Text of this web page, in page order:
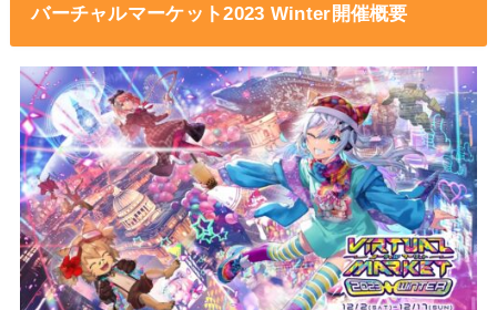
バーチャルマーケット2023 Winter開催概要